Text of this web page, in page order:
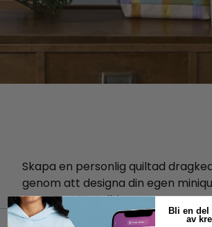
Skapa en personlig quiltad
genom att designa din egen
CREATIVATE Quilting .
Bli en del
av